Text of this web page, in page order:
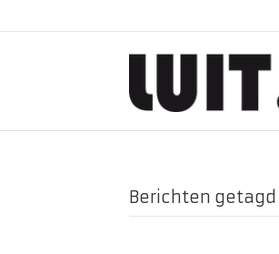
Berichten getagd